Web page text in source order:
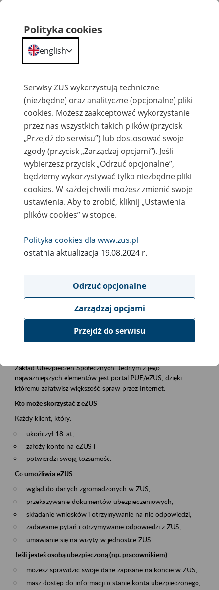
Szkolenia
Zaproś ZUS do siebie - zakładanie profili
eZUS w siedzibie Twojej firmy
Rodzaj wydarzenia
Szkolenia
obsługa klientów
Event description
Platforma Usług Elektronicznych ZUS eZUS
Zakład Ubezpieczeń Społecznych. Jednym z jego
najważniejszych elementów jest portal PUE/eZUS, dzięki
któremu załatwisz większość spraw przez Internet.
Kto może skorzystać z eZUS
Każdy klient, który:
ukończył 18 lat,
założy konto na eZUS i
potwierdzi swoją tożsamość.
Co umożliwia eZUS
wgląd do danych zgromadzonych w ZUS,
przekazywanie dokumentów ubezpieczeniowych,
składanie wniosków i otrzymywanie na nie odpowiedzi,
zadawanie pytań i otrzymywanie odpowiedzi z ZUS,
umawianie się na wizyty w jednostce ZUS.
Jeśli jesteś osobą ubezpieczoną (np. pracownikiem)
możesz sprawdzić swoje dane zapisane na koncie w ZUS,
masz dostęp do informacji o stanie konta ubezpieczonego,
Polityka cookies
english
Serwisy ZUS wykorzystują techniczne
(niezbędne) oraz analityczne (opcjonalne) pliki
cookies. Możesz zaakceptować wykorzystanie
przez nas wszystkich takich plików (przycisk
„Przejdź do serwisu”) lub dostosować swoje
zgody (przycisk „Zarządzaj opcjami”). Jeśli
wybierzesz przycisk „Odrzuć opcjonalne”,
będziemy wykorzystywać tylko niezbędne pliki
cookies. W każdej chwili możesz zmienić swoje
ustawienia. Aby to zrobić, kliknij „Ustawienia
plików cookies” w stopce.
Polityka cookies dla www.zus.pl
ostatnia aktualizacja 19.08.2024 r.
Odrzuć opcjonalne
Zarządzaj opcjami
Przejdź do serwisu